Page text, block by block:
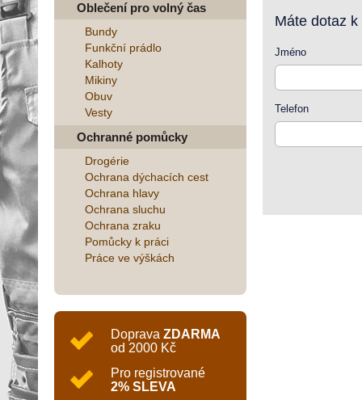
Oblečení pro volný čas
Bundy
Funkční prádlo
Kalhoty
Mikiny
Obuv
Vesty
Ochranné pomůcky
Drogérie
Ochrana dýchacích cest
Ochrana hlavy
Ochrana sluchu
Ochrana zraku
Pomůcky k práci
Práce ve výškách
Doprava ZDARMA
od 2000 Kč
Pro registrované
2% SLEVA
Máte dotaz
Jméno
Telefon